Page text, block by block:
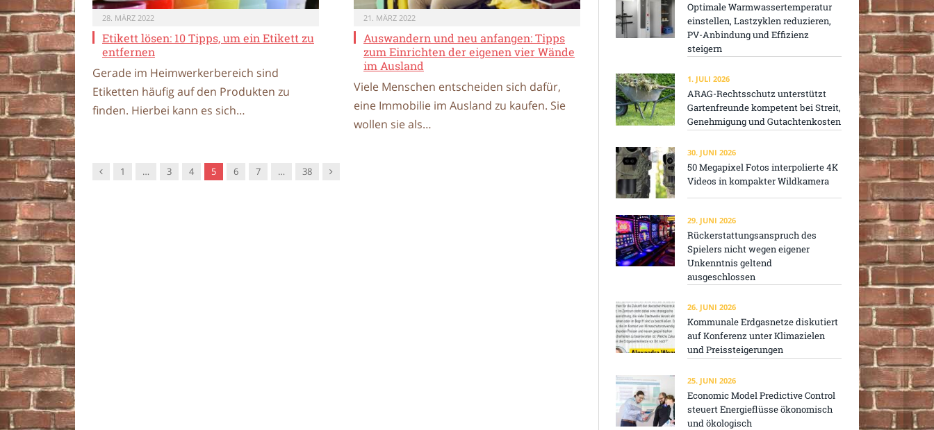
28. MÄRZ 2022
Etikett lösen: 10 Tipps, um ein Etikett zu
entfernen
Gerade im Heimwerkerbereich sind
Etiketten häufig auf den Produkten zu
finden. Hierbei kann es sich…
21. MÄRZ 2022
Auswandern und neu anfangen: Tipps
zum Einrichten der eigenen vier Wände
im Ausland
Viele Menschen entscheiden sich dafür,
eine Immobilie im Ausland zu kaufen. Sie
wollen sie als…
Vorgänger
1 … 3 4 5 6 7 … 38 Nachfolger
Optimale Warmwassertemperatur
einstellen, Lastzyklen reduzieren,
PV-Anbindung und Effizienz
steigern
1. JULI 2026
ARAG-Rechtsschutz unterstützt
Gartenfreunde kompetent bei Streit,
Genehmigung und Gutachtenkosten
30. JUNI 2026
50 Megapixel Fotos interpolierte 4K
Videos in kompakter Wildkamera
29. JUNI 2026
Rückerstattungsanspruch des
Spielers nicht wegen eigener
Unkenntnis geltend
ausgeschlossen
26. JUNI 2026
Kommunale Erdgasnetze diskutiert
auf Konferenz unter Klimazielen
und Preissteigerungen
25. JUNI 2026
Economic Model Predictive Control
steuert Energieflüsse ökonomisch
und ökologisch